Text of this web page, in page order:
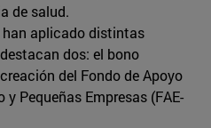
de salud.
han aplicado distintas
dos: el bono
del Fondo de Apoyo
Pequeñas Empresas (FAE-